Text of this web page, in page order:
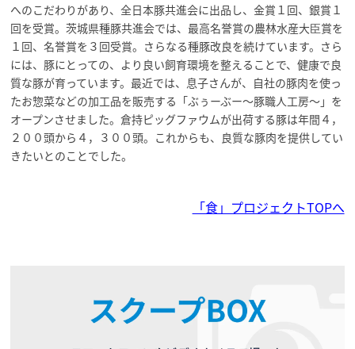
へのこだわりがあり、全日本豚共進会に出品し、金賞１回、銀賞１
回を受賞。茨城県種豚共進会では、最高名誉賞の農林水産大臣賞を
１回、名誉賞を３回受賞。さらなる種豚改良を続けています。さら
には、豚にとっての、より良い飼育環境を整えることで、健康で良
質な豚が育っています。最近では、息子さんが、自社の豚肉を使っ
たお惣菜などの加工品を販売する「ぶぅーぶー～豚職人工房～」を
オープンさせました。倉持ピッグファウムが出荷する豚は年間４，
２００頭から４，３００頭。これからも、良質な豚肉を提供してい
きたいとのことでした。
「食」プロジェクトTOPへ